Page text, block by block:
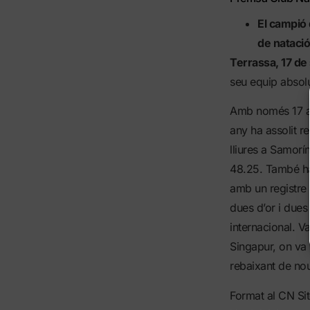
El
de
Terrassa, 17
seu equip
Amb només 17
any ha assolit
lliures a
48.25. També
amb un
dues d’or i
internacional.
Singapur, on
rebaixant de
Format al CN